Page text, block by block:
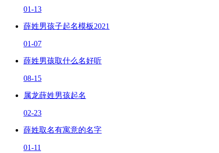
01-13
薛姓男孩子起名模板2021
01-07
薛姓男孩取什么名好听
08-15
属龙薛姓男孩起名
02-23
薛姓取名有寓意的名字
01-11